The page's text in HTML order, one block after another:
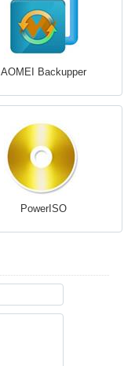
AOMEI Backupper
PowerISO